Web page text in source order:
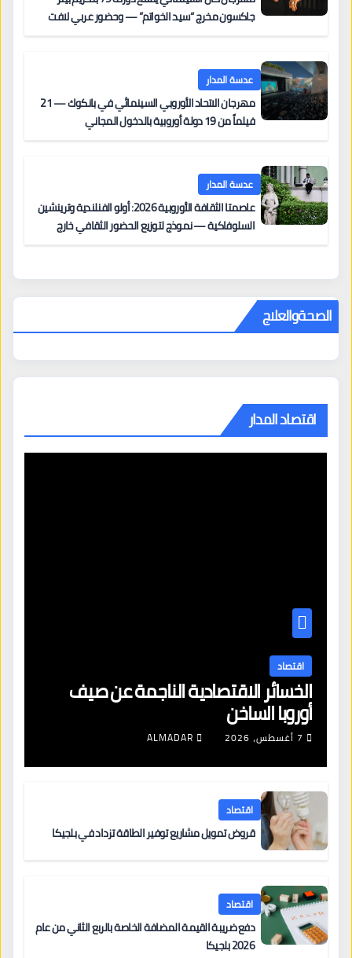
جاكسون مخرج “سيد الخواتم” — وحضور عربي لافت
عدسة المدار
مهرجان الاتحاد الأوروبي السينمائي في بانكوك — 21
فيلماً من 19 دولة أوروبية بالدخول المجاني
عدسة المدار
عاصمتا الثقافة الأوروبية 2026: أولو الفنلندية وترينشين
السلوفاكية — نموذج لتوزيع الحضور الثقافي خارج
الصحةوالعلاج
اقتصاد المدار
اقتصاد
الخسائر الاقتصادية الناجمة عن صيف
أوروبا الساخن
7 أغسطس، 2026 ALMADAR
اقتصاد
قروض تمويل مشاريع توفير الطاقة تزداد في بلجيكا
اقتصاد
دفع ضريبة القيمة المضافة الخاصة بالربع الثاني من عام
2026 بلجيكا